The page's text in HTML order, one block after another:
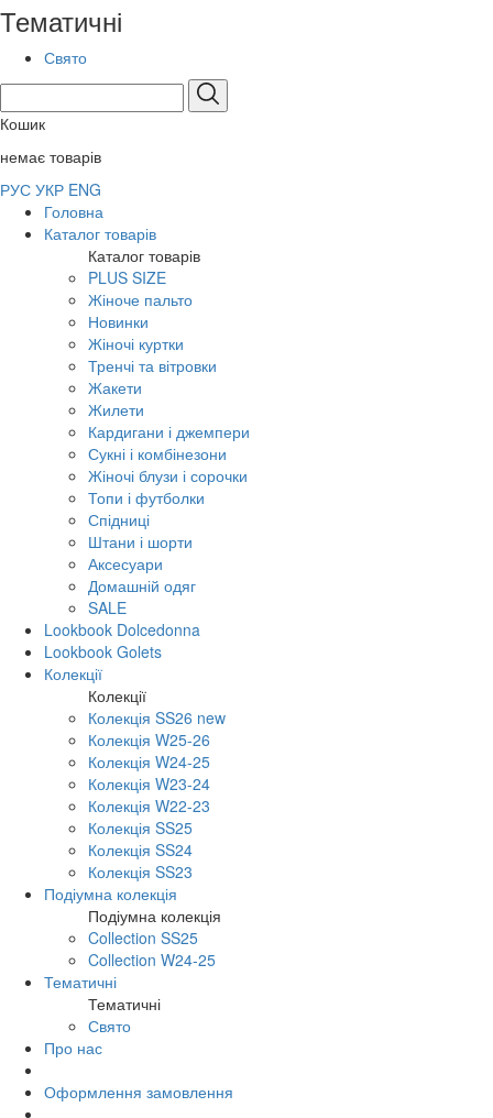
Тематичні
Свято
Кошик
немає товарів
РУС УКР ENG
Головна
Каталог товарів
Каталог товарів
PLUS SIZE
Жіноче пальто
Новинки
Жіночі куртки
Тренчі та вітровки
Жакети
Жилети
Кардигани і джемпери
Сукні і комбінезони
Жіночі блузи і сорочки
Топи і футболки
Спідниці
Штани і шорти
Аксесуари
Домашній одяг
SALE
Lookbook Dolcedonna
Lookbook Golets
Колекції
Колекції
Колекція SS26 new
Колекція W25-26
Колекція W24-25
Колекція W23-24
Колекція W22-23
Колекція SS25
Колекція SS24
Колекція SS23
Подіумна колекція
Подіумна колекція
Collection SS25
Collection W24-25
Тематичні
Тематичні
Свято
Про нас
Оформлення замовлення